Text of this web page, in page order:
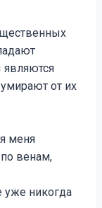
являются
от их
меня
по венам,
уже никогда